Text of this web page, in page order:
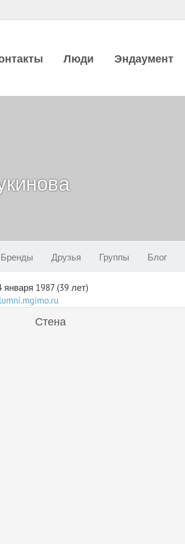
Люди Эндаумент
Бренды Друзья Группы Блог
января 1987 (39 лет)
Стена